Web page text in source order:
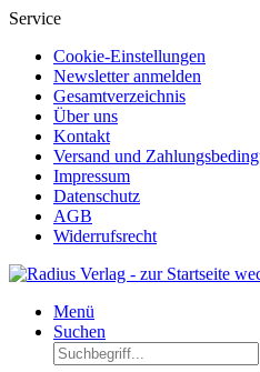
Service
Cookie-Einstellungen
Newsletter anmelden
Gesamtverzeichnis
Über uns
Kontakt
Versand und
Impressum
Datenschutz
AGB
Widerrufsrecht
Menü
Suchen